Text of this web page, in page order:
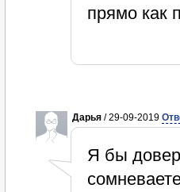
прямо как
Дарья / 29-09-2019
Я бы